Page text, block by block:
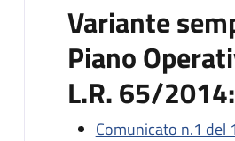
Variante
Piano
L.R. 65/
Comunicato n.1 del